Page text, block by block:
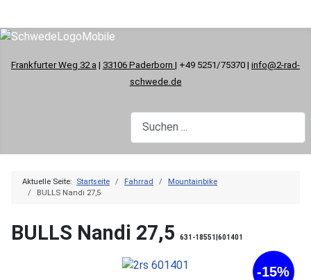
Frankfurter Weg 32 a | 33106 Paderborn | +49 5251/75370 | info@2-rad-
schwede.de
Aktuelle Seite: Startseite Fahrrad
Mountainbike
BULLS Nandi 27,5
BULLS Nandi 27,5 631-18551|601401
-15%